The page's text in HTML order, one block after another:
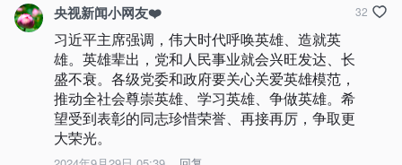
央视新闻小网友❤️
习近平主席强调，伟大时代呼唤英雄、造就英
雄。英雄辈出，党和人民事业就会兴旺发达、长
盛不衰。各级党委和政府要关心关爱英雄模范，
推动全社会尊崇英雄、学习英雄、争做英雄。希
望受到表彰的同志珍惜荣誉、再接再厉，争取更
大荣光。
32